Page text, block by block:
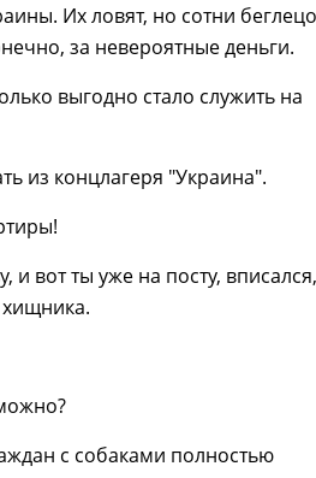
Их ловят, но сотни
за невероятные деньги.
выгодно стало служить на
из концлагеря "Украина".
и вот ты уже на посту,
с собаками полностью